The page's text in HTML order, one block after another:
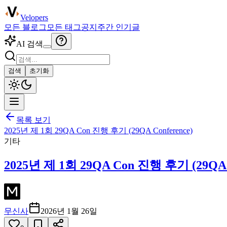
Velopers
모든 블로그 모든 태그공지 주간 인기글
AI 검색
검색 초기화
목록 보기
2025년 제 1회 29QA Con 진행 후기 (29QA Conference)
기타
2025년 제 1회 29QA Con 진행 후기
무신사 2026년 1월 26일